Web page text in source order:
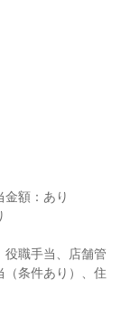
額：あり
役職手当、店舗管
（条件あり）、住